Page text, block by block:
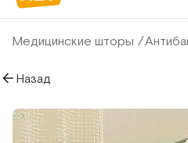
Медицинские шторы
Назад